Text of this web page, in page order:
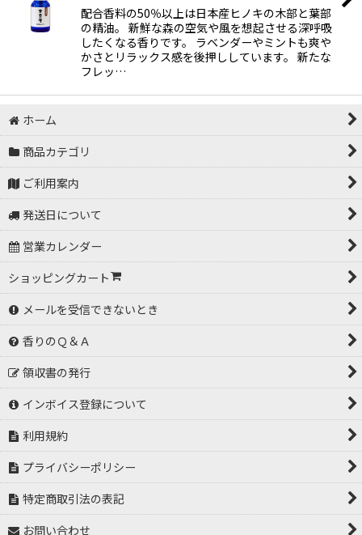
配合香料の50％以上は日本産ヒノキの木部と葉部
の精油。 新鮮な森の空気や風を想起させる深呼吸
したくなる香りです。 ラベンダーやミントも爽や
かさとリラックス感を後押ししています。 新たな
フレッ…
ホーム
商品カテゴリ
ご利用案内
発送日について
営業カレンダー
ショッピングカート
メールを受信できないとき
香りのＱ＆Ａ
領収書の発行
インボイス登録について
利用規約
プライバシーポリシー
特定商取引法の表記
お問い合わせ